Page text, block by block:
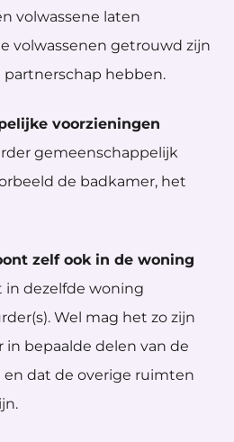
volwassene laten
volwassenen getrouwd zijn
hebben.
voorzieningen
gemeenschappelijk
de badkamer, het
zelf ook in de woning
in dezelfde woning
Wel mag het zo zijn
bepaalde delen van de
dat de overige ruimten